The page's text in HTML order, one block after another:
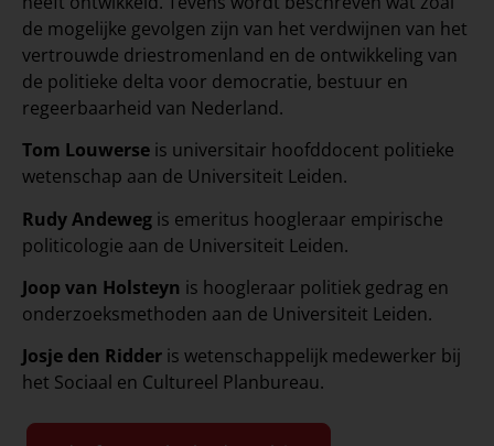
de mogelijke gevolgen zijn van het verdwijnen van het
vertrouwde driestromenland en de ontwikkeling van
de politieke delta voor democratie, bestuur en
regeerbaarheid van Nederland.
Tom Louwerse is universitair hoofddocent politieke
wetenschap aan de Universiteit Leiden.
Rudy Andeweg is emeritus hoogleraar empirische
politicologie aan de Universiteit Leiden.
Joop van Holsteyn is hoogleraar politiek gedrag en
onderzoeksmethoden aan de Universiteit Leiden.
Josje den Ridder is wetenschappelijk medewerker bij
het Sociaal en Cultureel Planbureau.